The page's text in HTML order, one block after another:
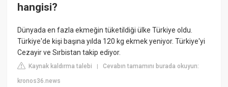
hangisi?
Dünyada en fazla ekmeğin tüketildiği ülke Türkiye oldu.
Türkiye'de kişi başına yılda 120 kg ekmek yeniyor. Türkiye'yi
Cezayir ve Sırbistan takip ediyor.
Kaynak kaldırma talebi |Cevabın tamamını burada okuyun:
kronos36.news